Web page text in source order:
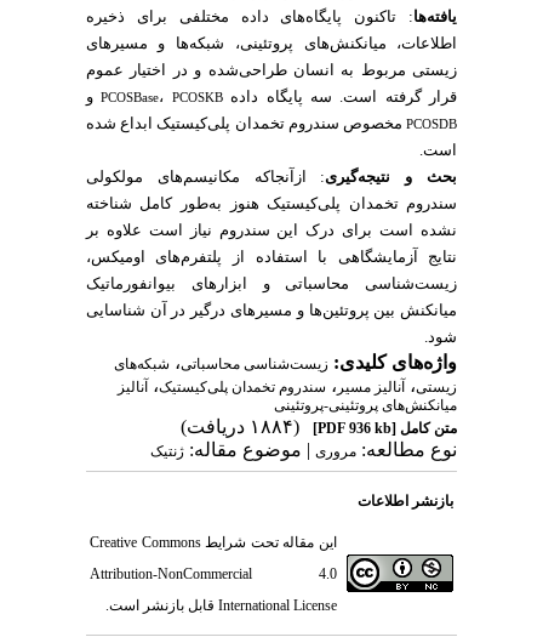
یافته‌ها: تاکنون پایگاه‌های داده مختلفی برای ذخیره
اطلاعات، میانکنش‌های پروتئینی، شبکه‌ها و مسیرهای
زیستی مربوط به انسان طراحی‌شده و در اختیار عموم
قرار گرفته است. سه پایگاه داده
PCOSBase، PCOSKB و
PCOSDBمخصوص سندروم تخمدان پلی‌کیستیک ابداع شده
است.
بحث و نتیجه‌گیری: ازآنجاکه مکانیسم‌های مولکولی
سندروم تخمدان پلی‌کیستیک هنوز به‌طور کامل شناخته
نشده است برای درک این سندروم نیاز است علاوه بر
نتایج آزمایشگاهی با استفاده از پلتفرم‌های اومیکس،
زیست‌شناسی محاسباتی و ابزارهای بیوانفورماتیک
میانکنش بین پروتئین‌ها و مسیرهای درگیر در آن شناسایی
شود.
واژه‌های کلیدی: زیست‌شناسی محاسباتی، شبکه‌های
زیستی، آنالیز مسیر ، سندروم تخمدان پلی‌کیستیک، آنالیز
میانکنش‌های پروتئینی-پروتئینی
متن کامل[PDF 936 kb]
(۱۸۸۴ دریافت)
نوع مطالعه: مروری| موضوع مقاله: ژنتیک
بازنشر اطلاعات
این مقاله تحت شرایطCreative Commons
Attribution-NonCommercial 4.0
International License قابل بازنشر است.